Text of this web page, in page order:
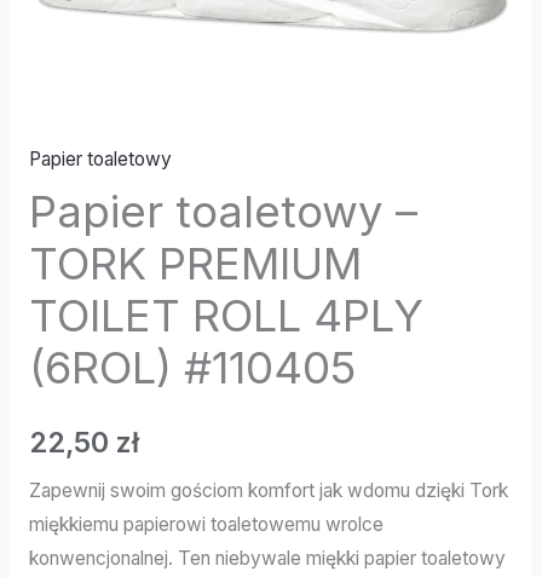
Papier toaletowy
Papier toaletowy –
TORK PREMIUM
TOILET ROLL 4PLY
(6ROL) #110405
22,50 zł
Zapewnij swoim gościom komfort jak wdomu dzięki Tork
miękkiemu papierowi toaletowemu wrolce
konwencjonalnej. Ten niebywale miękki papier toaletowy